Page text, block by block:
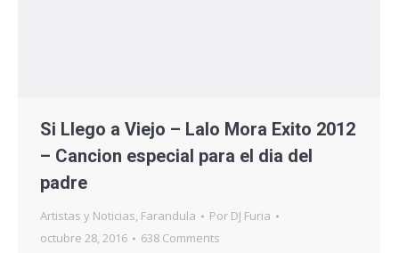
Si Llego a Viejo – Lalo Mora Exito 2012
– Cancion especial para el dia del
padre
Artistas y Noticias, Farandula Por DJ Furia
octubre 28, 2016
638 Comments